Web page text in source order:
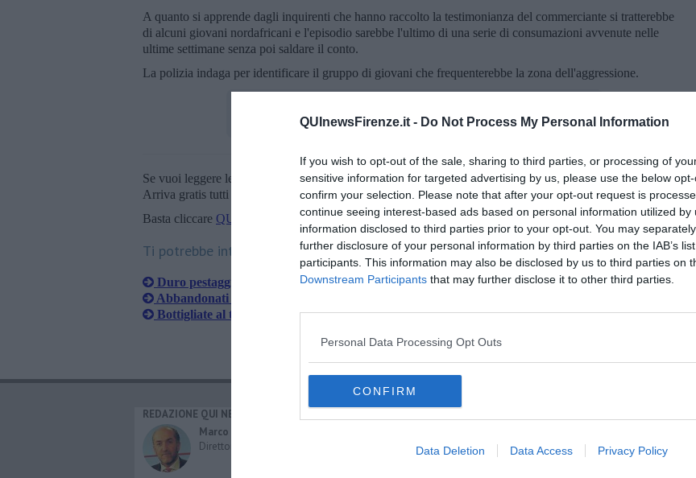
QUInewsFirenze.it - Do Not Process My Personal Information
If you wish to opt-out of the sale, sharing to third parties, or processing of
sensitive information for targeted advertising by us, please use the below
confirm your selection. Please note that after your opt-out request is
continue seeing interest-based ads based on personal information utilized by
information disclosed to third parties prior to your opt-out. You may
further disclosure of your personal information by third parties on the IAB’s
participants. This information may also be disclosed by us to third parties on
Downstream Participants that may further disclose it to other third parties.
Personal Data Processing Opt Outs
CONFIRM
Data Deletion Data Access Privacy Policy
A quanto si apprende dagli inquirenti che hanno raccolto la testimonianza del commerciante si tratterebbe
di alcuni giovani nordafricani e l'episodio sarebbe l'ultimo di una serie di consumazioni avvenute nelle
ultime settimane senza poi saldare il conto.
La polizia indaga per identificare il gruppo di giovani che frequenterebbe la zona dell'aggressione.
Se vuoi leggere le notizie principali della Toscana iscriviti allaNewsletter QUInews - ToscanaMedia.
Arriva gratis tutti i giorni alle 20:00 direttamente nella tua casella di posta.
Basta cliccare QUI
Ti potrebbe interessare anche:
Duro pestaggio col tirapugni, hanno 14 e 16 anni
Abbandonati all'ospedale agonizzanti, pista furto
Bottigliate al taxi durante la rissa di Capodanno
REDAZIONE QUI NEWS
Marco Migli
Direttore Responsabile
Più Letti della settimana
Più Letti del mese